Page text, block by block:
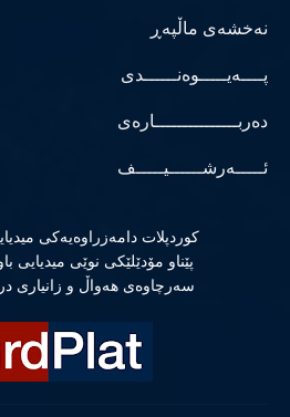
نەخشەی ماڵپەڕ
پــــەیـــــوەنــــــدی
دەربـــــــــــــــارەی
ئـــــەرشــــــیـــــف
كوردپلات دامەزراوەیەكی
پێناو مۆدێلێكی نوێی میدیایی
سەرچاوەی هەواڵ و زانیاری